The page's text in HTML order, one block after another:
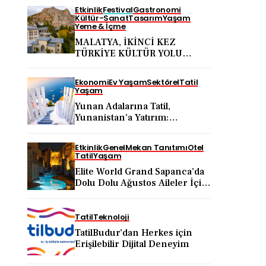
EtkinlikFestivalGastronomi
Kültür-SanatTasarımYaşam
Yeme & İçme
MALATYA, İKİNCİ KEZ
TÜRKİYE KÜLTÜR YOLU
YAPACAK
EkonomiEv YaşamSektörelTatil
Yaşam
Yunan Adalarına Tatil,
Yunanistan’a Yatırım:
EtkinlikGenelMekan TanıtımıOtel
TatilYaşam
Elite World Grand Sapanca’da
Dolu Dolu Ağustos Aileler İçin
TatilTeknoloji
TatilBudur’dan Herkes için
Erişilebilir Dijital Deneyim